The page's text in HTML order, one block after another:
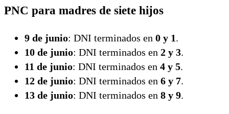
PNC para madres de siete hijos
9 de junio: DNI terminados en 0 y 1.
10 de junio: DNI terminados en 2 y 3.
11 de junio: DNI terminados en 4 y 5.
12 de junio: DNI terminados en 6 y 7.
13 de junio: DNI terminados en 8 y 9.